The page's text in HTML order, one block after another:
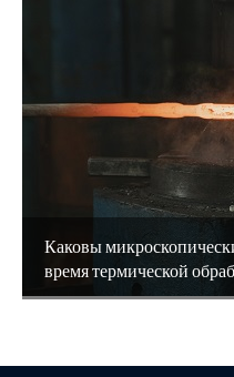
Каковы
время термической